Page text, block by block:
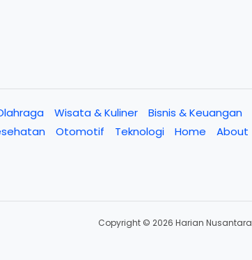
Wisata & Kuliner
Bisnis & Keuangan
Otomotif Teknologi Home About
Copyright © 2026 Harian Nusantara